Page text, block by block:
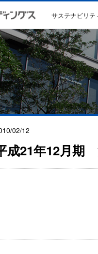
サステナビリテ
02/12
成21年12月期